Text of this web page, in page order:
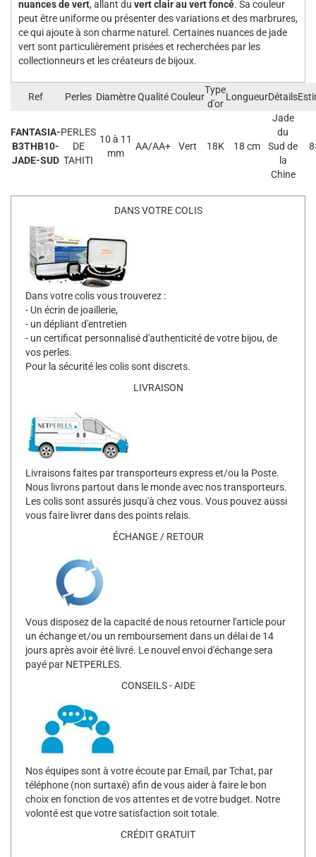
nuances de vert, allant du vert clair au vert foncé. Sa couleur
peut être uniforme ou présenter des variations et des marbrures,
ce qui ajoute à son charme naturel. Certaines nuances de jade
vert sont particulièrement prisées et recherchées par les
collectionneurs et les créateurs de bijoux.
Ref Perles DiamètreQualitéCouleur
Type
d'or
LongueurDétails
FANTASIA-
B3THB10-
JADE-SUD
PERLES
DE
TAHITI
10 à 11
mm
AA/AA+ Vert 18K 18 cm
Jade
du
Sud de
la
Chine
DANS VOTRE COLIS
Dans votre colis vous trouverez :
- Un écrin de joaillerie,
- un dépliant d'entretien
- un certificat personnalisé d'authenticité de votre bijou, de
vos perles.
Pour la sécurité les colis sont discrets.
LIVRAISON
Livraisons faites par transporteurs express et/ou la Poste.
Nous livrons partout dans le monde avec nos transporteurs.
Les colis sont assurés jusqu'à chez vous. Vous pouvez aussi
vous faire livrer dans des points relais.
ÉCHANGE / RETOUR
Vous disposez de la capacité de nous retourner l'article pour
un échange et/ou un remboursement dans un délai de 14
jours après avoir été livré. Le nouvel envoi d'échange sera
payé par NETPERLES.
CONSEILS - AIDE
Nos équipes sont à votre écoute par Email, par Tchat, par
téléphone (non surtaxé) afin de vous aider à faire le bon
choix en fonction de vos attentes et de votre budget. Notre
volonté est que votre satisfaction soit totale.
CRÉDIT GRATUIT